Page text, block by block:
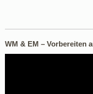
WM & EM – Vorbereiten